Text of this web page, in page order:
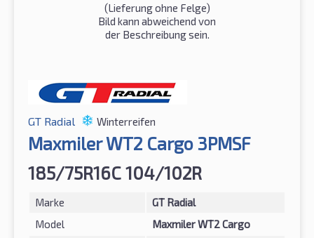
(Lieferung ohne Felge)
Bild kann abweichend von
der Beschreibung sein.
GT Radial Winterreifen
Maxmiler WT2 Cargo 3PMSF
185/75R16C 104/102R
Marke
GT Radial
Model
Maxmiler WT2 Cargo